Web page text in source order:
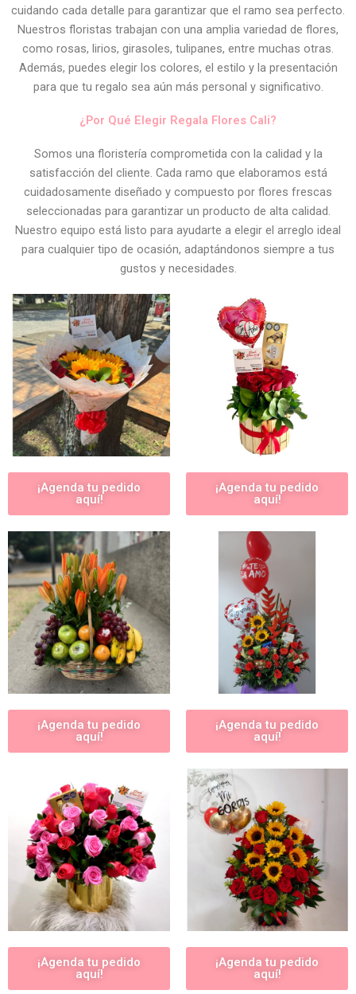
cuidando cada detalle para garantizar que el ramo sea perfecto.
Nuestros floristas trabajan con una amplia variedad de flores,
como rosas, lirios, girasoles, tulipanes, entre muchas otras.
Además, puedes elegir los colores, el estilo y la presentación
para que tu regalo sea aún más personal y significativo.
¿Por Qué Elegir Regala Flores Cali?
Somos una floristería comprometida con la calidad y la
satisfacción del cliente. Cada ramo que elaboramos está
cuidadosamente diseñado y compuesto por flores frescas
seleccionadas para garantizar un producto de alta calidad.
Nuestro equipo está listo para ayudarte a elegir el arreglo ideal
para cualquier tipo de ocasión, adaptándonos siempre a tus
gustos y necesidades.
¡Agenda tu pedido
aquí!
¡Agenda tu pedido
aquí!
¡Agenda tu pedido
aquí!
¡Agenda tu pedido
aquí!
¡Agenda tu pedido
aquí!
¡Agenda tu pedido
aquí!